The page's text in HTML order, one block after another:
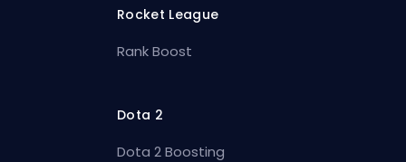
Rocket League
Rank Boost
Dota 2
Dota 2 Boosting